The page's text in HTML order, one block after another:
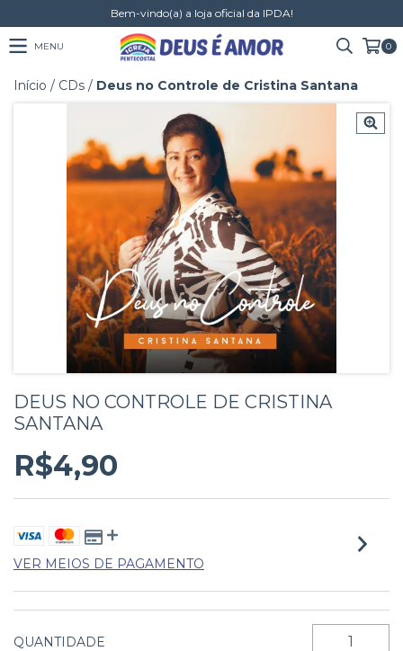
Bem-vindo(a) a loja oficial da IPDA!
MENU 0
Início / CDs / Deus no Controle de Cristina Santana
DEUS NO CONTROLE DE CRISTINA
SANTANA
R$4,90
VER MEIOS DE PAGAMENTO
QUANTIDADE